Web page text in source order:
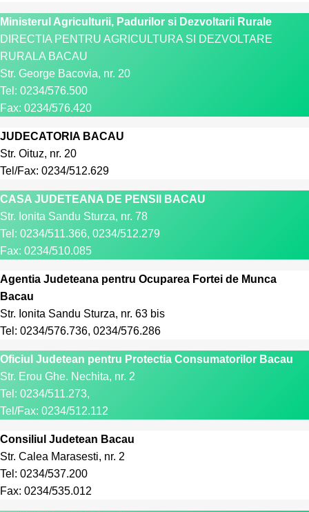
Ministerul Agriculturii, Padurilor si Dezvoltarii Rurale
DIRECTIA PENTRU AGRICULTURA SI DEZVOLTARE
RURALA BACAU
Str. George Bacovia, nr. 20
Tel: 0234/576.500
Fax: 0234/576.420
JUDECATORIA BACAU
Str. Oituz, nr. 20
Tel/Fax: 0234/512.629
CASA JUDETEANA DE PENSII BACAU
Str. Ionita Sandu Sturza, nr. 78
Tel: 0234/511.366, 0234/512.279
Fax: 0234/510.085
Agentia Judeteana pentru Ocuparea Fortei de Munca
Bacau
Str. Ionita Sandu Sturza, nr. 63 bis
Tel: 0234/576.736, 0234/576.286
Oficiul Judetean pentru Protectia Consumatorilor Bacau
Str. Erou Ghe. Nechita, nr. 2
Tel: 0234/511.273,
Tel/Fax: 0234/512.112
Consiliul Judetean Bacau
Str. Calea Marasesti, nr. 2
Tel: 0234/537.200
Fax: 0234/535.012